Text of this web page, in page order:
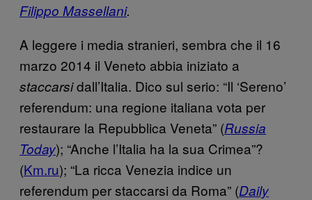
Filippo Massellani.
A leggere i media stranieri, sembra che il 16
marzo 2014 il Veneto abbia iniziato a
staccarsidall’Italia. Dico sul serio: “Il ‘Sereno’
referendum: una regione italiana vota per
restaurare la Repubblica Veneta” (Russia
Today); “Anche l’Italia ha la sua Crimea”?
(Km.ru); “La ricca Venezia indice un
referendum per staccarsi da Roma” (Daily